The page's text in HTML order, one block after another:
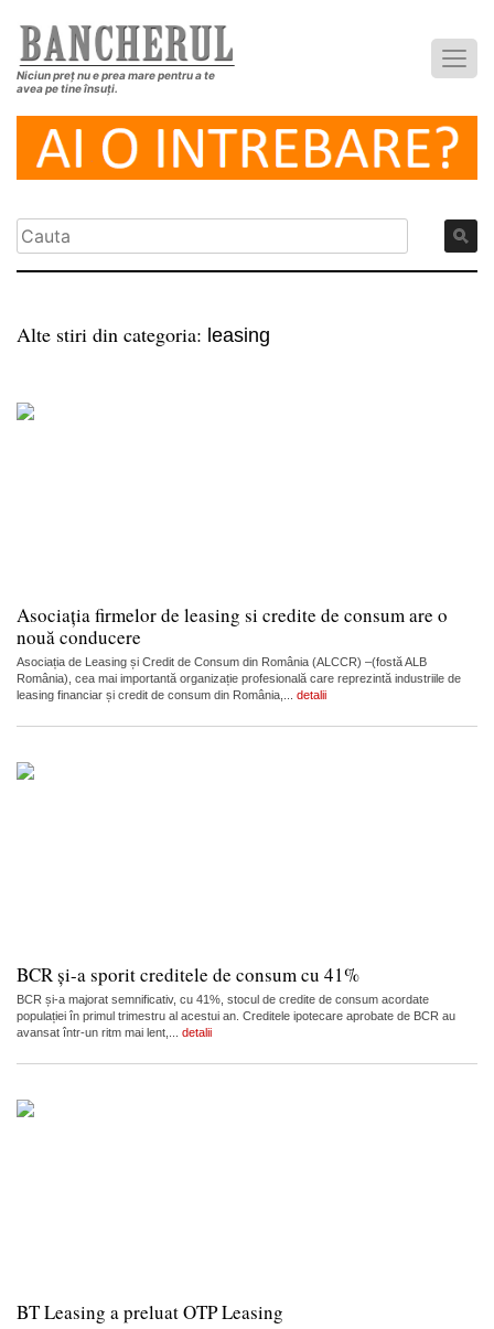
Niciun preț nu e prea mare pentru a te
avea pe tine însuți.
Alte stiri din categoria: leasing
Asociația firmelor de leasing si credite de consum are o
nouă conducere
Asociația de Leasing și Credit de Consum din România (ALCCR) –(fostă ALB
România), cea mai importantă organizație profesională care reprezintă industriile de
leasing financiar și credit de consum din România,... detalii
BCR și-a sporit creditele de consum cu 41%
BCR și-a majorat semnificativ, cu 41%, stocul de credite de consum acordate
populației în primul trimestru al acestui an. Creditele ipotecare aprobate de BCR au
avansat într-un ritm mai lent,... detalii
BT Leasing a preluat OTP Leasing